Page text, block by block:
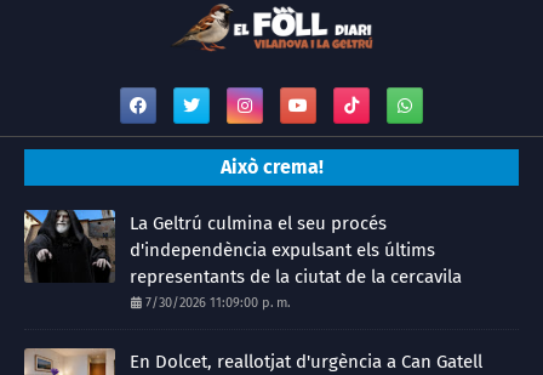
Això crema!
La Geltrú culmina el seu procés
d'independència expulsant els últims
representants de la ciutat de la cercavila
7/30/2026 11:09:00 p. m.
En Dolcet, reallotjat d'urgència a Can Gatell